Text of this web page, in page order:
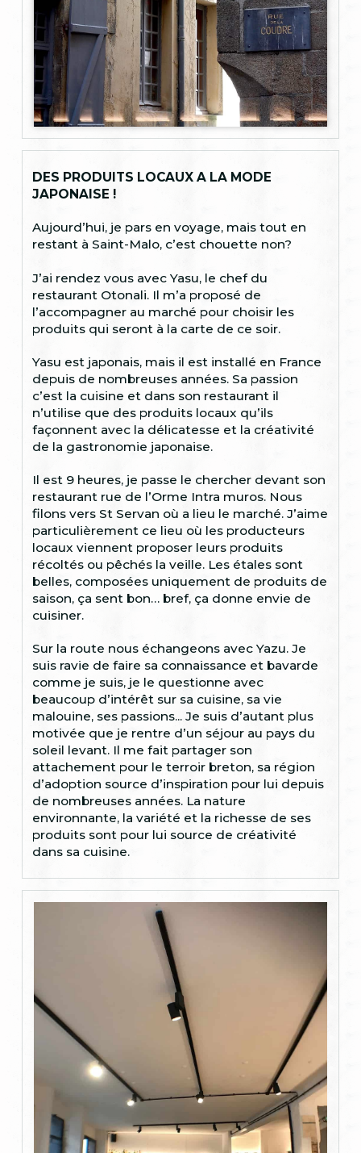
DES PRODUITS LOCAUX A LA MODE
JAPONAISE !
Aujourd’hui, je pars en voyage, mais tout en
restant à Saint-Malo, c’est chouette non?
J’ai rendez vous avec Yasu, le chef du
restaurant Otonali. Il m’a proposé de
l’accompagner au marché pour choisir les
produits qui seront à la carte de ce soir.
Yasu est japonais, mais il est installé en France
depuis de nombreuses années. Sa passion
c’est la cuisine et dans son restaurant il
n’utilise que des produits locaux qu’ils
façonnent avec la délicatesse et la créativité
de la gastronomie japonaise.
Il est 9 heures, je passe le chercher devant son
restaurant rue de l’Orme Intra muros. Nous
filons vers St Servan où a lieu le marché. J’aime
particulièrement ce lieu où les producteurs
locaux viennent proposer leurs produits
récoltés ou pêchés la veille. Les étales sont
belles, composées uniquement de produits de
saison, ça sent bon… bref, ça donne envie de
cuisiner.
Sur la route nous échangeons avec Yazu. Je
suis ravie de faire sa connaissance et bavarde
comme je suis, je le questionne avec
beaucoup d’intérêt sur sa cuisine, sa vie
malouine, ses passions... Je suis d’autant plus
motivée que je rentre d’un séjour au pays du
soleil levant. Il me fait partager son
attachement pour le terroir breton, sa région
d’adoption source d’inspiration pour lui depuis
de nombreuses années. La nature
environnante, la variété et la richesse de ses
produits sont pour lui source de créativité
dans sa cuisine.